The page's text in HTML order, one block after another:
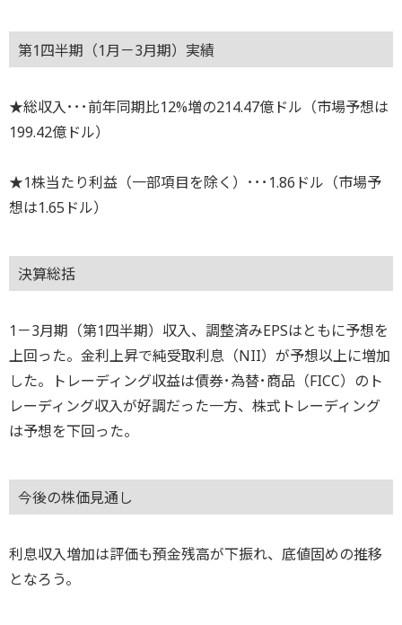
第1四半期（1月－3月期）実績
★総収入･･･前年同期比12%増の214.47億ドル（市場予想は
199.42億ドル）
★1株当たり利益（一部項目を除く）･･･1.86ドル（市場予
想は1.65ドル）
決算総括
1－3月期（第1四半期）収入、調整済みEPSはともに予想を
上回った。金利上昇で純受取利息（NII）が予想以上に増加
した。トレーディング収益は債券･為替･商品（FICC）のト
レーディング収入が好調だった一方、株式トレーディング
は予想を下回った。
今後の株価見通し
利息収入増加は評価も預金残高が下振れ、底値固めの推移
となろう。